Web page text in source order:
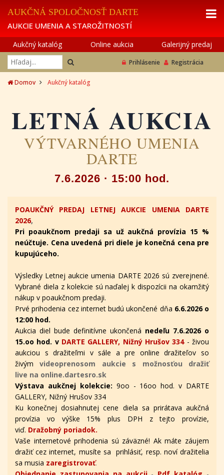
AUKČNÁ SPOLOČNOSŤ DARTE
AUKCIE UMENIA A STAROŽITNOSTÍ
Aukčný katalóg Online aukcia Galerijný predaj
Prihlásenie Registrácia
Domov Aukčný katalóg
LETNÁ AUKCIA
VÝTVARNÉHO UMENIA
DARTE
7.6.2026 · 15:00 hod.
POAUKČNÝ PREDAJ LETNEJ AUKCIE UMENIA DARTE
2026,
Pri poaukčnom predaji sa už aukčná provízia 15 %
neúčtuje. Cena uvedená pri diele je konečná cena pre
kupujúceho.
Výsledky Letnej aukcie umenia DARTE 2026 sú zverejnené.
Vybrané diela z kolekcie sú naďalej k dispozícii na okamžitý
nákup v poaukčnom predaji.
Prvé prihodenia cez internet budú ukončené dňa 6.6.2026 o
12:00 hod.
Aukcia diel bude definitívne ukončená nedeľu 7.6.2026 o
15.oo hod. v DARTE GALLERY, Nižný Hrušov 334 - živou
aukciou s dražiteľmi v sále a pre online dražiteľov so
živým videoprenosom aukcie s možnosťou dražiť
live na online.dartesro.sk
Výstava aukčnej kolekcie: 9oo - 16oo hod. v DARTE
GALLERY, Nižný Hrušov 334
Ku konečnej dosiahnutej cene diela sa prirátava aukčná
provízia vo výške 15% plus DPH z tejto provízie,
viď. Dražobný poriadok.
Vaše internetové prihodenia sú záväzné! Ak máte záujem
dražiť cez internet, musíte sa prihlásiť, resp. noví dražitelia
sa musia zaregistrovať.